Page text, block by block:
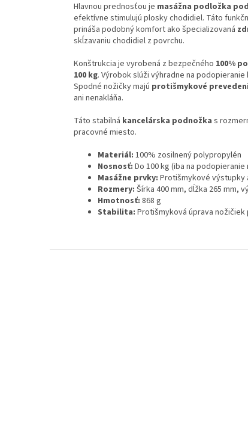
Hlavnou prednosťou je masážna podložka
efektívne stimulujú plosky chodidiel. Táto
prináša podobný komfort ako špecializovaná
skĺzavaniu chodidiel z povrchu.
Konštrukcia je vyrobená z bezpečného 100%
100 kg. Výrobok slúži výhradne na
Spodné nožičky majú protišmykové
ani nenakláňa.
Táto stabilná kancelárska podnožka s
pracovné miesto.
Materiál: 100% zosilnený polypropylén
Nosnosť: Do 100 kg (iba na podopieranie
Masážne prvky: Protišmykové výstupky
Rozmery: Šírka 400 mm, dĺžka 265 mm,
Hmotnosť: 868 g
Stabilita: Protišmyková úprava nožičiek